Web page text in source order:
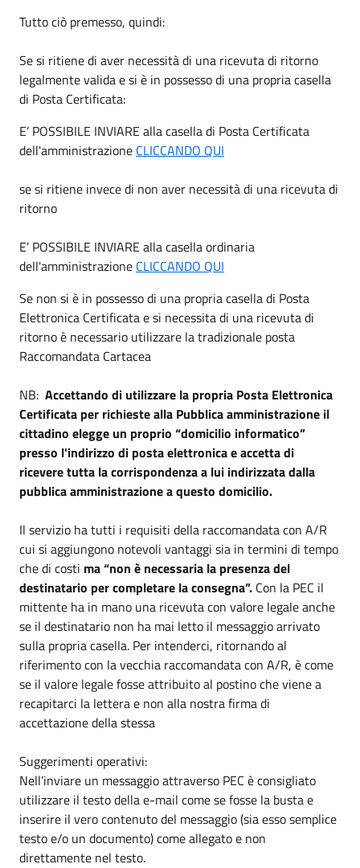
Tutto ciò premesso, quindi:
Se si ritiene di aver necessità di una ricevuta di ritorno
legalmente valida e si è in possesso di una propria casella
di Posta Certificata:
E’ POSSIBILE INVIARE alla casella di Posta Certificata
dell'amministrazione CLICCANDO QUI
se si ritiene invece di non aver necessità di una ricevuta di
ritorno
E’ POSSIBILE INVIARE alla casella ordinaria
dell'amministrazione CLICCANDO QUI
Se non si è in possesso di una propria casella di Posta
Elettronica Certificata e si necessita di una ricevuta di
ritorno è necessario utilizzare la tradizionale posta
Raccomandata Cartacea
NB: Accettando di utilizzare la propria Posta Elettronica
Certificata per richieste alla Pubblica amministrazione il
cittadino elegge un proprio “domicilio informatico”
presso l'indirizzo di posta elettronica e accetta di
ricevere tutta la corrispondenza a lui indirizzata dalla
pubblica amministrazione a questo domicilio.
Il servizio ha tutti i requisiti della raccomandata con A/R
cui si aggiungono notevoli vantaggi sia in termini di tempo
che di costi ma “non è necessaria la presenza del
destinatario per completare la consegna”. Con la PEC il
mittente ha in mano una ricevuta con valore legale anche
se il destinatario non ha mai letto il messaggio arrivato
sulla propria casella. Per intenderci, ritornando al
riferimento con la vecchia raccomandata con A/R, è come
se il valore legale fosse attribuito al postino che viene a
recapitarci la lettera e non alla nostra firma di
accettazione della stessa
Suggerimenti operativi:
Nell’inviare un messaggio attraverso PEC è consigliato
utilizzare il testo della e-mail come se fosse la busta e
inserire il vero contenuto del messaggio (sia esso semplice
testo e/o un documento) come allegato e non
direttamente nel testo.